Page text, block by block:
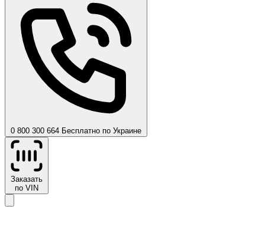
0 800 300 664 Бесплатно по Украине
Заказать
по VIN